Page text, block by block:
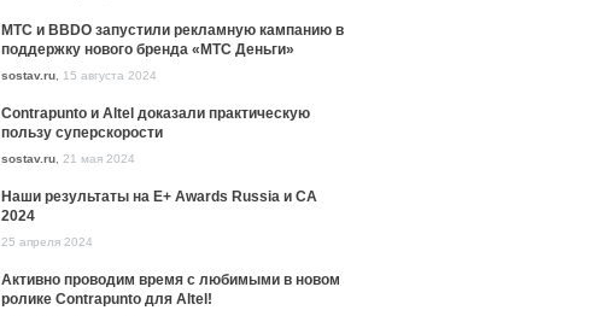
МТС и BBDO запустили рекламную кампанию в
поддержку нового бренда «МТС Деньги»
sostav.ru 15 августа 2024
Contrapunto и Altel доказали практическую
пользу суперскорости
sostav.ru 21 мая 2024
Наши результаты на E+ Awards Russia и CA
2024
25 апреля 2024
Активно проводим время с любимыми в новом
ролике Contrapunto для Altel!